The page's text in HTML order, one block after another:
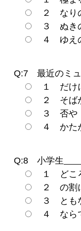
２ なり
３ ぬき
４ ゆえ
Q:7 最近のミュ
１ だけ
２ そば
３ 否や
４ かた
Q:8 小学生
１ どこ
２ の割
３ とも
４ なら